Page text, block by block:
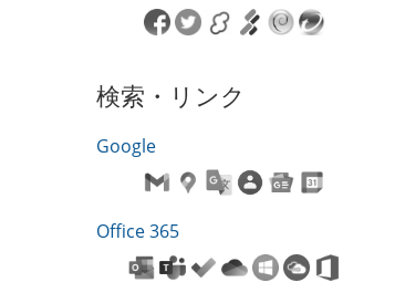
検索・リンク
Google
Office 365